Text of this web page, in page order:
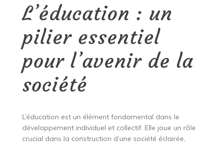
L’éducation : un
pilier essentiel
pour l’avenir de la
société
L’éducation est un élément fondamental dans le
développement individuel et collectif. Elle joue un rôle
crucial dans la construction d’une société éclairée,